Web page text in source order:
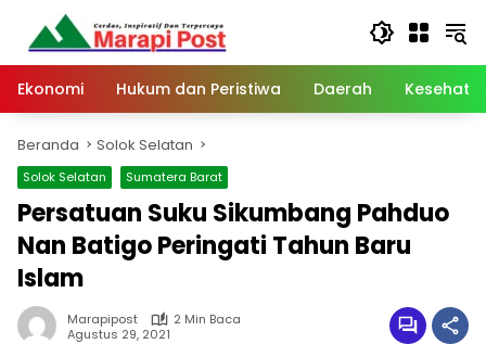
Langsung
konten
Ekonomi
Hukum dan Peristiwa Daerah
Beranda Solok Selatan
Solok Selatan Sumatera Barat
Persatuan Suku Sikumbang Pahduo
Nan Batigo Peringati Tahun Baru
Islam
Marapipost
2 Min Baca
Agustus 29, 2021